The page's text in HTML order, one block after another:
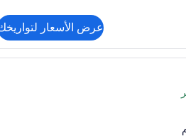
عرض الأسعار
أغطية فراش متميزة وعناصر